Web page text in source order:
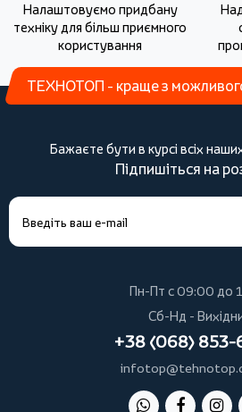
Налаштовуємо придбану
техніку для більш приємного
користування
ТЕХНОТОП - краще з
Бажаєте бути в курсі всіх
Підпишіться на
Пн-Пт с 09:00 до
Сб-Нд -
+38 (068)